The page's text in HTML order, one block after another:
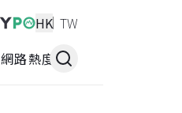
HK TW
網路熱度